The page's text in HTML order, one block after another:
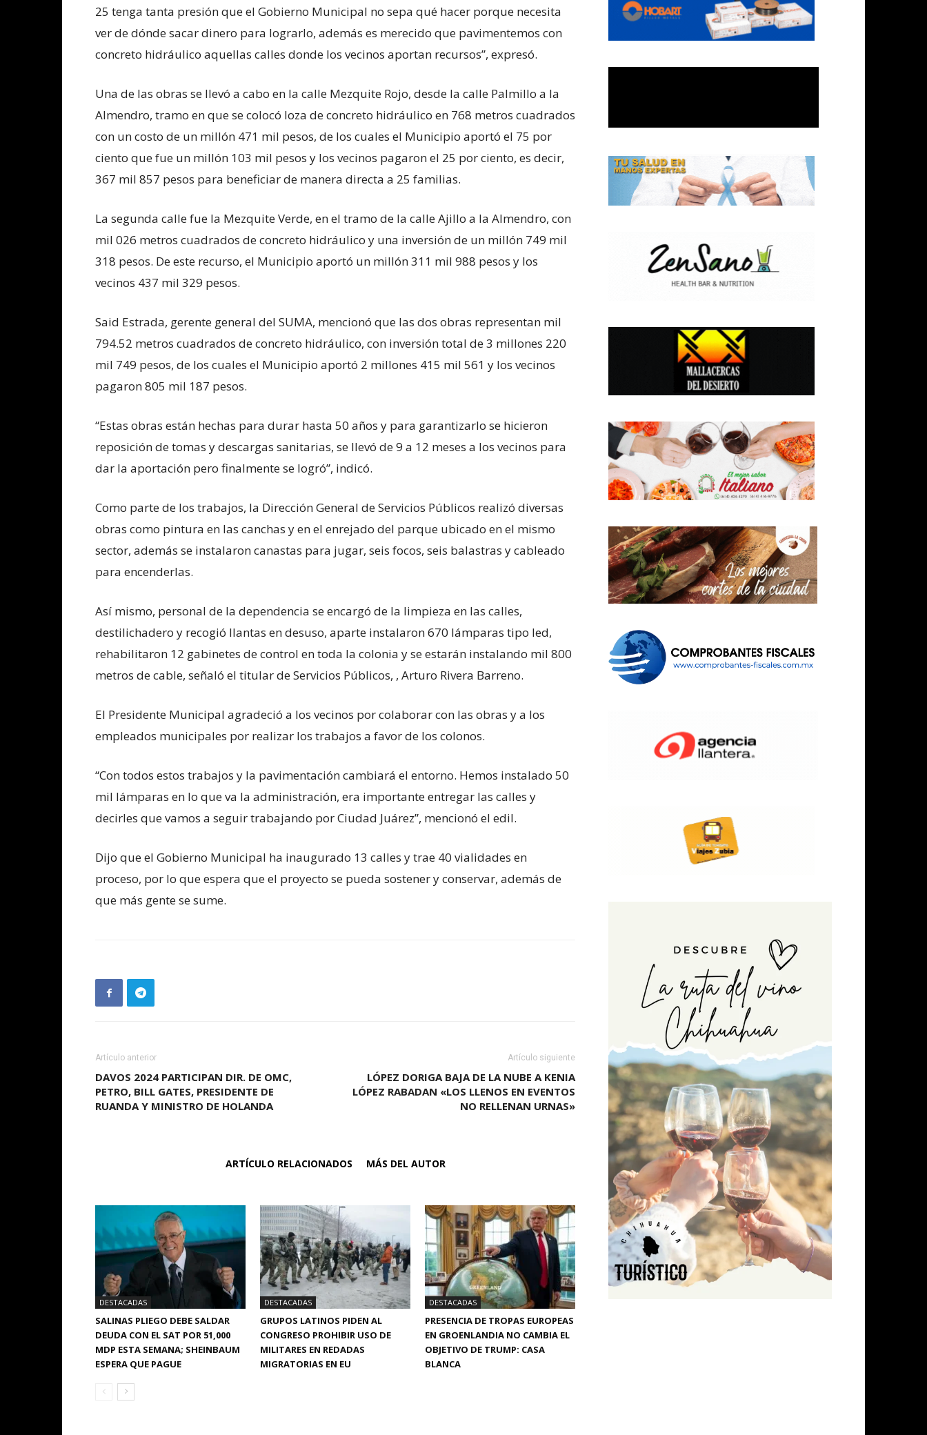
25 tenga tanta presión que el Gobierno Municipal no sepa qué hacer porque necesita
ver de dónde sacar dinero para lograrlo, además es merecido que pavimentemos con
concreto hidráulico aquellas calles donde los vecinos aportan recursos”, expresó.
Una de las obras se llevó a cabo en la calle Mezquite Rojo, desde la calle Palmillo a la
Almendro, tramo en que se colocó loza de concreto hidráulico en 768 metros cuadrados
con un costo de un millón 471 mil pesos, de los cuales el Municipio aportó el 75 por
ciento que fue un millón 103 mil pesos y los vecinos pagaron el 25 por ciento, es decir,
367 mil 857 pesos para beneficiar de manera directa a 25 familias.
La segunda calle fue la Mezquite Verde, en el tramo de la calle Ajillo a la Almendro, con
mil 026 metros cuadrados de concreto hidráulico y una inversión de un millón 749 mil
318 pesos. De este recurso, el Municipio aportó un millón 311 mil 988 pesos y los
vecinos 437 mil 329 pesos.
Said Estrada, gerente general del SUMA, mencionó que las dos obras representan mil
794.52 metros cuadrados de concreto hidráulico, con inversión total de 3 millones 220
mil 749 pesos, de los cuales el Municipio aportó 2 millones 415 mil 561 y los vecinos
pagaron 805 mil 187 pesos.
“Estas obras están hechas para durar hasta 50 años y para garantizarlo se hicieron
reposición de tomas y descargas sanitarias, se llevó de 9 a 12 meses a los vecinos para
dar la aportación pero finalmente se logró”, indicó.
Como parte de los trabajos, la Dirección General de Servicios Públicos realizó diversas
obras como pintura en las canchas y en el enrejado del parque ubicado en el mismo
sector, además se instalaron canastas para jugar, seis focos, seis balastras y cableado
para encenderlas.
Así mismo, personal de la dependencia se encargó de la limpieza en las calles,
destilichadero y recogió llantas en desuso, aparte instalaron 670 lámparas tipo led,
rehabilitaron 12 gabinetes de control en toda la colonia y se estarán instalando mil 800
metros de cable, señaló el titular de Servicios Públicos, , Arturo Rivera Barreno.
El Presidente Municipal agradeció a los vecinos por colaborar con las obras y a los
empleados municipales por realizar los trabajos a favor de los colonos.
“Con todos estos trabajos y la pavimentación cambiará el entorno. Hemos instalado 50
mil lámparas en lo que va la administración, era importante entregar las calles y
decirles que vamos a seguir trabajando por Ciudad Juárez”, mencionó el edil.
Dijo que el Gobierno Municipal ha inaugurado 13 calles y trae 40 vialidades en
proceso, por lo que espera que el proyecto se pueda sostener y conservar, además de
que más gente se sume.
Artículo anterior
DAVOS 2024 PARTICIPAN DIR. DE OMC,
PETRO, BILL GATES, PRESIDENTE DE
RUANDA Y MINISTRO DE HOLANDA
Artículo siguiente
LÓPEZ DORIGA BAJA DE LA NUBE A KENIA
LÓPEZ RABADAN «LOS LLENOS EN EVENTOS
NO RELLENAN URNAS»
ARTÍCULO RELACIONADOS MÁS DEL AUTOR
DESTACADAS
SALINAS PLIEGO DEBE SALDAR
DEUDA CON EL SAT POR 51,000
MDP ESTA SEMANA; SHEINBAUM
ESPERA QUE PAGUE
DESTACADAS
GRUPOS LATINOS PIDEN AL
CONGRESO PROHIBIR USO DE
MILITARES EN REDADAS
MIGRATORIAS EN EU
DESTACADAS
PRESENCIA DE TROPAS EUROPEAS
EN GROENLANDIA NO CAMBIA EL
OBJETIVO DE TRUMP: CASA
BLANCA